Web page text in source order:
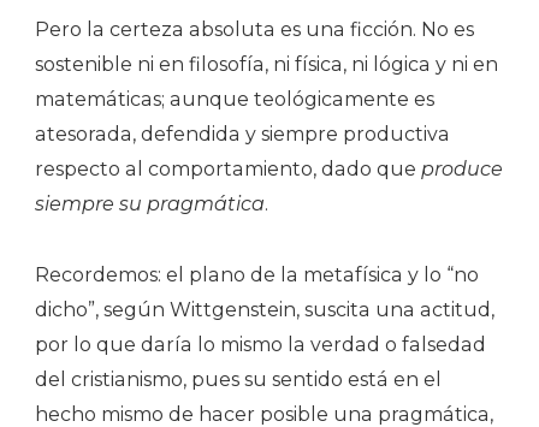
Pero la certeza absoluta es una ficción. No es
sostenible ni en filosofía, ni física, ni lógica y ni en
matemáticas; aunque teológicamente es
atesorada, defendida y siempre productiva
respecto al comportamiento, dado que produce
siempre su pragmática.
Recordemos: el plano de la metafísica y lo “no
dicho”, según Wittgenstein, suscita una actitud,
por lo que daría lo mismo la verdad o falsedad
del cristianismo, pues su sentido está en el
hecho mismo de hacer posible una pragmática,